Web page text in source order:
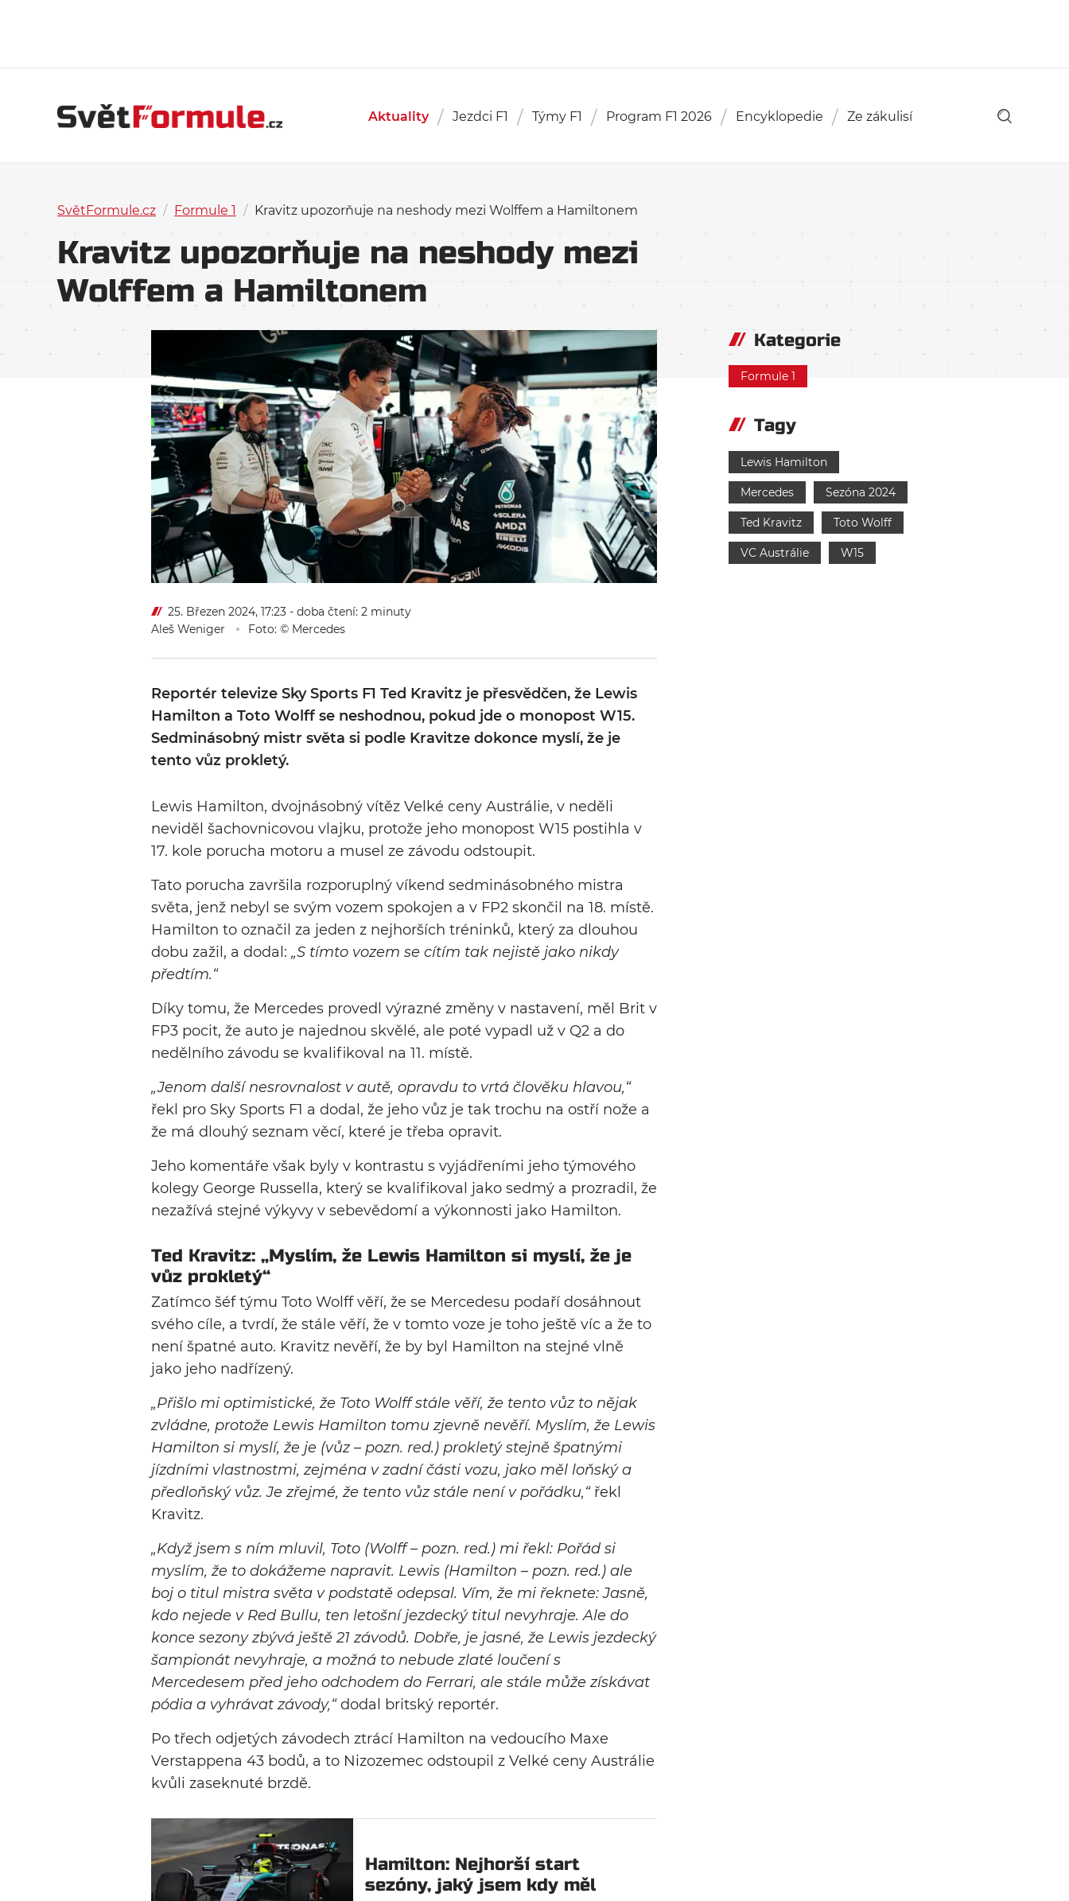
Aktuality Jezdci F1 Týmy F1 Program F1 2026 Encyklopedie Ze zákulisí
SvětFormule.cz / Formule 1 / Kravitz upozorňuje na neshody mezi Wolffem a Hamiltonem
Kravitz upozorňuje na neshody mezi
Wolffem a Hamiltonem
25. Březen 2024, 17:23 - doba čtení: 2 minuty
Aleš Weniger
Foto: © Mercedes
Reportér televize Sky Sports F1 Ted Kravitz je přesvědčen, že Lewis
Hamilton a Toto Wolff se neshodnou, pokud jde o monopost W15.
Sedminásobný mistr světa si podle Kravitze dokonce myslí, že je
tento vůz prokletý.
Lewis Hamilton, dvojnásobný vítěz Velké ceny Austrálie, v neděli
neviděl šachovnicovou vlajku, protože jeho monopost W15 postihla v
17. kole porucha motoru a musel ze závodu odstoupit.
Tato porucha završila rozporuplný víkend sedminásobného mistra
světa, jenž nebyl se svým vozem spokojen a v FP2 skončil na 18. místě.
Hamilton to označil za jeden z nejhorších tréninků, který za dlouhou
dobu zažil, a dodal: „S tímto vozem se cítím tak nejistě jako nikdy
předtím.“
Díky tomu, že Mercedes provedl výrazné změny v nastavení, měl Brit v
FP3 pocit, že auto je najednou skvělé, ale poté vypadl už v Q2 a do
nedělního závodu se kvalifikoval na 11. místě.
„Jenom další nesrovnalost v autě, opravdu to vrtá člověku hlavou,“
řekl pro Sky Sports F1 a dodal, že jeho vůz je tak trochu na ostří nože a
že má dlouhý seznam věcí, které je třeba opravit.
Jeho komentáře však byly v kontrastu s vyjádřeními jeho týmového
kolegy George Russella, který se kvalifikoval jako sedmý a prozradil, že
nezažívá stejné výkyvy v sebevědomí a výkonnosti jako Hamilton.
Ted Kravitz: „Myslím, že Lewis Hamilton si myslí, že je
vůz prokletý“
Zatímco šéf týmu Toto Wolff věří, že se Mercedesu podaří dosáhnout
svého cíle, a tvrdí, že stále věří, že v tomto voze je toho ještě víc a že to
není špatné auto. Kravitz nevěří, že by byl Hamilton na stejné vlně
jako jeho nadřízený.
„Přišlo mi optimistické, že Toto Wolff stále věří, že tento vůz to nějak
zvládne, protože Lewis Hamilton tomu zjevně nevěří. Myslím, že Lewis
Hamilton si myslí, že je (vůz – pozn. red.) prokletý stejně špatnými
jízdními vlastnostmi, zejména v zadní části vozu, jako měl loňský a
předloňský vůz. Je zřejmé, že tento vůz stále není v pořádku,“řekl
Kravitz.
„Když jsem s ním mluvil, Toto (Wolff – pozn. red.) mi řekl: Pořád si
myslím, že to dokážeme napravit. Lewis (Hamilton – pozn. red.) ale
boj o titul mistra světa v podstatě odepsal. Vím, že mi řeknete: Jasně,
kdo nejede v Red Bullu, ten letošní jezdecký titul nevyhraje. Ale do
konce sezony zbývá ještě 21 závodů. Dobře, je jasné, že Lewis jezdecký
šampionát nevyhraje, a možná to nebude zlaté loučení s
Mercedesem před jeho odchodem do Ferrari, ale stále může získávat
pódia a vyhrávat závody,“dodal britský reportér.
Po třech odjetých závodech ztrácí Hamilton na vedoucího Maxe
Verstappena 43 bodů, a to Nizozemec odstoupil z Velké ceny Austrálie
kvůli zaseknuté brzdě.
Hamilton: Nejhorší start
sezóny, jaký jsem kdy měl
Kategorie
Formule 1
Tagy
Lewis Hamilton
Mercedes Sezóna 2024
Ted Kravitz Toto Wolff
VC Austrálie W15